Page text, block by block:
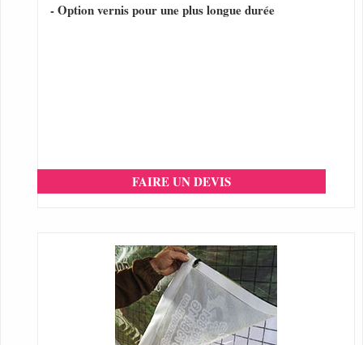
- Option vernis pour une plus longue durée
FAIRE UN DEVIS